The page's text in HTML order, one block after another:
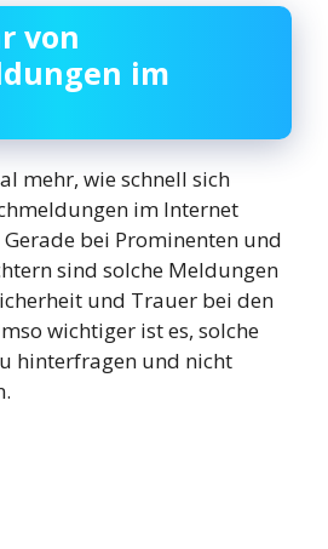
von
im
mehr, wie schnell sich
im Internet
bei Prominenten und
sind solche Meldungen
und Trauer bei den
wichtiger ist es, solche
hinterfragen und nicht